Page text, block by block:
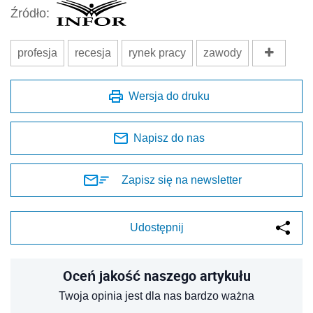
Źródło:
profesja recesja rynek pracy zawody
Wersja do druku
Napisz do nas
Zapisz się na newsletter
Udostępnij
Oceń jakość naszego artykułu
Twoja opinia jest dla nas bardzo ważna